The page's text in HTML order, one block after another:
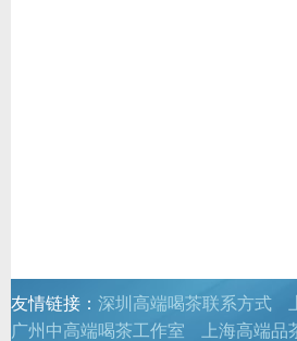
友情链接： 深圳高端喝茶联系方式
广州中高端喝茶工作室
上海高端品